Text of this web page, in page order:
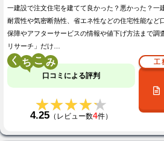
一建設で注文住宅を建てて良かった？悪かった？一
耐震性や気密断熱性、省エネ性などの住宅性能など
保障やアフターサービスの情報や値下げ方法まで調
リサーチ」だけ…
く こ
口コミによる評判
★★★★★
★★★★★
4.25 （レビュー数4件）
工